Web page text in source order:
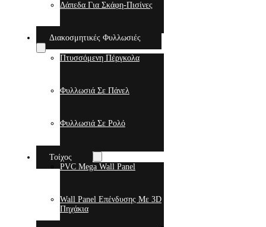
Δάπεδα Για Σκάφη-Πισίνες
Διακοσμητικές Φυλλωσιές
Πτυσσόμενη Πέργκολα
Φυλλωσιά Σε Πάνελ
Φυλλωσιά Σε Ρολό
Τοίχος
PVC Mega Wall Panel
Wall Panel Επένδυσης Με 3D
Πηχάκια